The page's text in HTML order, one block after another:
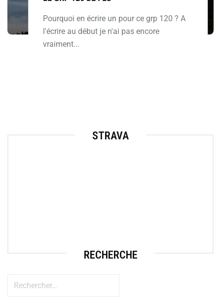
Pourquoi en écrire un pour ce grp 120 ? A
l'écrire au début je n'ai pas encore
vraiment...
STRAVA
RECHERCHE